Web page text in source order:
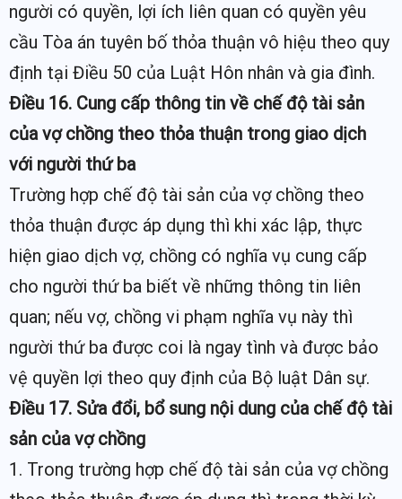
người có quyền, lợi ích liên quan có quyền yêu
cầu Tòa án tuyên bố thỏa thuận vô hiệu theo quy
định tại Điều 50 của Luật Hôn nhân và gia đình.
Điều 16. Cung cấp thông tin về chế độ tài sản
của vợ chồng theo thỏa thuận trong giao dịch
với người thứ ba
Trường hợp chế độ tài sản của vợ chồng theo
thỏa thuận được áp dụng thì khi xác lập, thực
hiện giao dịch vợ, chồng có nghĩa vụ cung cấp
cho người thứ ba biết về những thông tin liên
quan; nếu vợ, chồng vi phạm nghĩa vụ này thì
người thứ ba được coi là ngay tình và được bảo
vệ quyền lợi theo quy định của Bộ luật Dân sự.
Điều 17. Sửa đổi, bổ sung nội dung của chế độ tài
sản của vợ chồng
1. Trong trường hợp chế độ tài sản của vợ chồng